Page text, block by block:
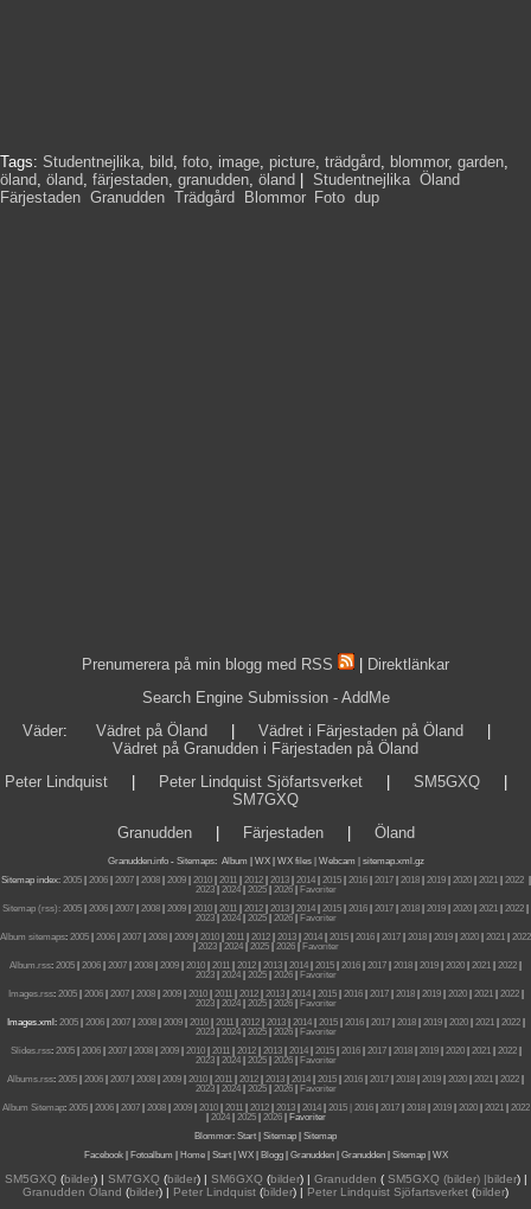
Tags: Studentnejlika, bild, foto, image, picture, trädgård, blommor, garden,
öland, öland, färjestaden, granudden, öland Studentnejlika, Öland
Färjestaden Granudden Trädgård Blommor, Foto dup
Prenumerera på min blogg med RSS
Direktlänkar
Search Engine Submission - AddMe
Väder: Vädret på Öland Vädret i Färjestaden på Öland
Vädret på Granudden i Färjestaden på Öland
Peter Lindquist
Peter Lindquist Sjöfartsverket SM5GXQ
SM7GXQ
Granudden| Färjestaden| Öland
Granudden.info- Sitemaps: Album WX WX files | Webcam |
sitemap.xml.gz
Sitemap index: 2005| 2006| 2007| 2008| 2009| 2010| 2011| 2012| 2013| 2014| 2015| 2016| 2017| 2018| 2019| 2020| 2021| 2022|
2023| 2024| 2025| 2026|
Favoriter
Sitemap (rss): 2005 2006 2007 2008 2009 2010 2011 2012 2013 2014 2015 2016 2017 2018 2019 2020 2021 2022
2023| 2024| 2025| 2026|
Favoriter
Album sitemaps: 2005 2006 2007 2008 2009 2010 2011 2012 2013 2014 2015 2016 2017 2018 2019 2020 2021
2022
2023| 2024| 2025| 2026|
Favoriter
Album.rss: 2005 2006 2007 2008 2009 2010 2011 2012 2013 2014 2015 2016 2017 2018 2019 2020 2021 2022
2023| 2024| 2025| 2026|
Favoriter
Images.rss: 2005| 2006| 2007| 2008| 2009| 2010| 2011| 2012| 2013| 2014| 2015| 2016| 2017| 2018| 2019| 2020| 2021| 2022|
2023| 2024| 2025| 2026|
Favoriter
Images.xml: 2005| 2006| 2007| 2008| 2009| 2010| 2011| 2012| 2013| 2014| 2015| 2016| 2017| 2018| 2019| 2020| 2021| 2022|
2023| 2024| 2025| 2026|
Favoriter
Slides.rss: 2005| 2006| 2007| 2008| 2009| 2010| 2011| 2012| 2013| 2014| 2015| 2016| 2017| 2018| 2019| 2020| 2021| 2022|
2023| 2024| 2025| 2026|
Favoriter
Albums.rss: 2005 2006 2007 2008 2009 2010 2011 2012 2013 2014 2015 2016 2017 2018 2019 2020 2021 2022
2023| 2024| 2025| 2026|
Favoriter
Album Sitemap: 2005| 2006| 2007| 2008| 2009| 2010| 2011| 2012| 2013| 2014| 2015 | 2016| 2017| 2018| 2019| 2020| 2021| 2022
2024| 2025| 2026|
Favoriter
Blommor: Start Sitemap
Sitemap
Facebook| Fotoalbum Home| Start| WX| Blogg| Granudden| Granudden| Sitemap| WX
SM5GXQ(bilder) | SM7GXQ(bilder) | SM6GXQ(bilder) | Granudden (SM5GXQ (bilder) |bilder) |
Granudden Öland (bilder) | Peter Lindquist (bilder) | Peter Lindquist Sjöfartsverket (bilder)